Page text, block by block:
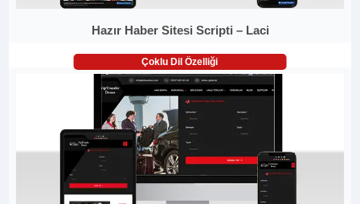
Hazır Haber Sitesi Scripti – Laci
Çoklu Dil Özelliği